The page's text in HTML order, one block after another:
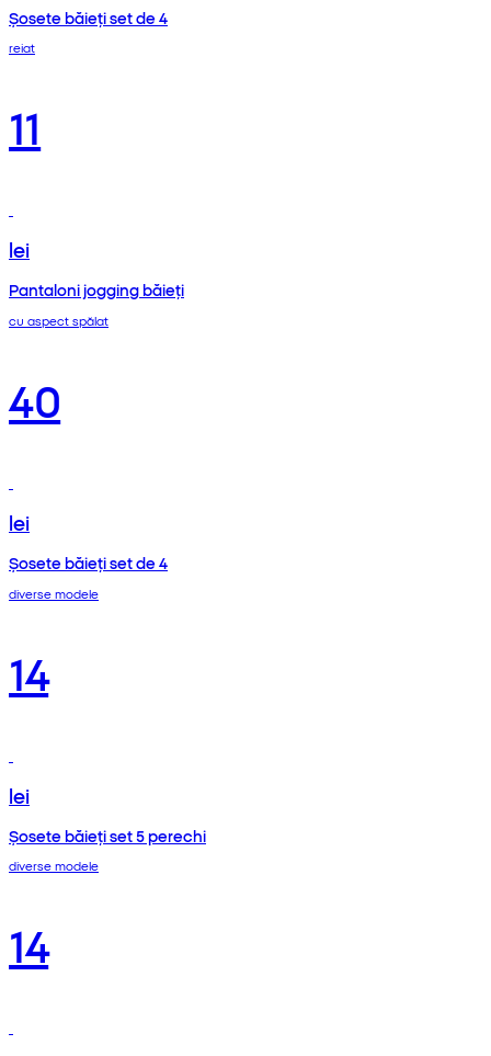
Șosete băieți set de 4
reiat
11
lei
Pantaloni jogging băieți
cu aspect spălat
40
lei
Șosete băieți set de 4
diverse modele
14
lei
Șosete băieți set 5 perechi
diverse modele
14